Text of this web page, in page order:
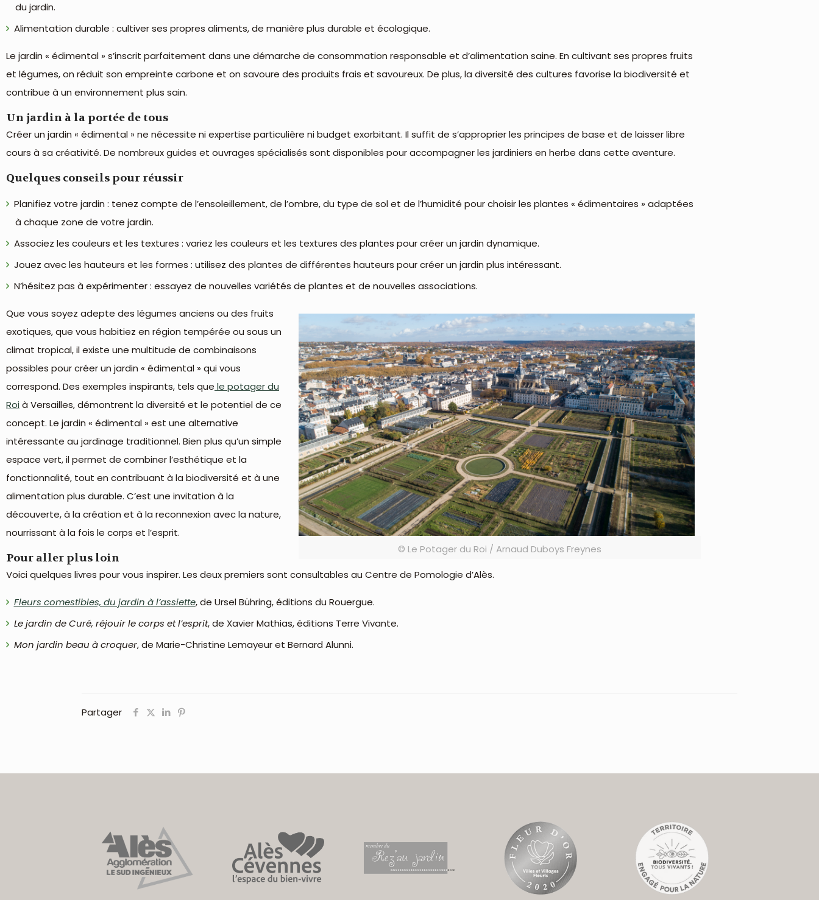
du jardin.
Alimentation durable : cultiver ses propres aliments, de manière plus durable et écologique.
Le jardin « édimental » s’inscrit parfaitement dans une démarche de consommation responsable et d’alimentation saine. En cultivant ses propres fruits
et légumes, on réduit son empreinte carbone et on savoure des produits frais et savoureux. De plus, la diversité des cultures favorise la biodiversité et
contribue à un environnement plus sain.
Un jardin à la portée de tous
Créer un jardin « édimental » ne nécessite ni expertise particulière ni budget exorbitant. Il suffit de s’approprier les principes de base et de laisser libre
cours à sa créativité. De nombreux guides et ouvrages spécialisés sont disponibles pour accompagner les jardiniers en herbe dans cette aventure.
Quelques conseils pour réussir
Planifiez votre jardin : tenez compte de l’ensoleillement, de l’ombre, du type de sol et de l’humidité pour choisir les plantes « édimentaires » adaptées
à chaque zone de votre jardin.
Associez les couleurs et les textures : variez les couleurs et les textures des plantes pour créer un jardin dynamique.
Jouez avec les hauteurs et les formes : utilisez des plantes de différentes hauteurs pour créer un jardin plus intéressant.
N’hésitez pas à expérimenter : essayez de nouvelles variétés de plantes et de nouvelles associations.
© Le Potager du Roi / Arnaud Duboys Freynes
Que vous soyez adepte des légumes anciens ou des fruits
exotiques, que vous habitiez en région tempérée ou sous un
climat tropical, il existe une multitude de combinaisons
possibles pour créer un jardin « édimental » qui vous
correspond. Des exemples inspirants, tels que le potager du
Roià Versailles, démontrent la diversité et le potentiel de ce
concept. Le jardin « édimental » est une alternative
intéressante au jardinage traditionnel. Bien plus qu’un simple
espace vert, il permet de combiner l’esthétique et la
fonctionnalité, tout en contribuant à la biodiversité et à une
alimentation plus durable. C’est une invitation à la
découverte, à la création et à la reconnexion avec la nature,
nourrissant à la fois le corps et l’esprit.
Pour aller plus loin
Voici quelques livres pour vous inspirer. Les deux premiers sont consultables au Centre de Pomologie d’Alès.
Fleurs comestibles, du jardin à l’assiette, de Ursel Bühring, éditions du Rouergue.
Le jardin de Curé, réjouir le corps et l’esprit, de Xavier Mathias, éditions Terre Vivante.
Mon jardin beau à croquer, de Marie-Christine Lemayeur et Bernard Alunni.
Partager